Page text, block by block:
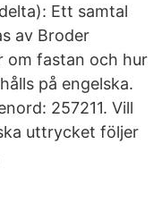
Ett samtal
av Broder
om fastan och hur
på engelska.
257211. Vill
uttrycket följer